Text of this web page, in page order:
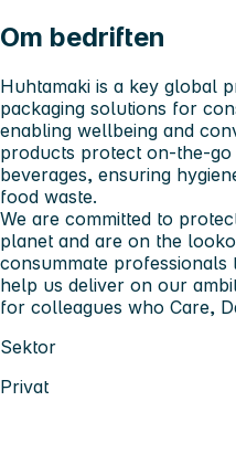
Om bedriften
Huhtamaki is a key global
packaging solutions for
enabling wellbeing and
products protect on-the-
beverages, ensuring
food waste.
We are committed to
planet and are on the
consummate
help us deliver on our
for colleagues who Care,
Sektor
Privat